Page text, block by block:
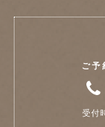
ご予
受付